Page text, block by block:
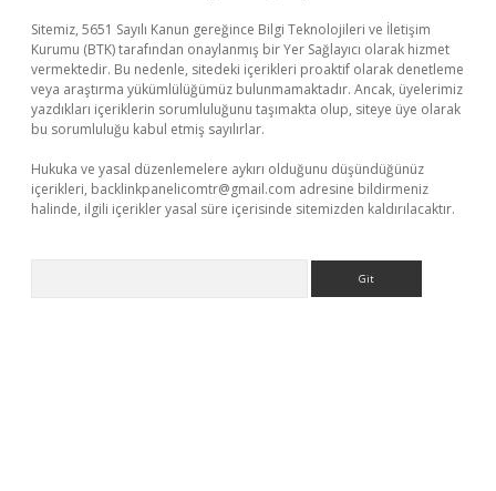
Sitemiz, 5651 Sayılı Kanun gereğince Bilgi Teknolojileri ve İletişim
Kurumu (BTK) tarafından onaylanmış bir Yer Sağlayıcı olarak hizmet
vermektedir. Bu nedenle, sitedeki içerikleri proaktif olarak denetleme
veya araştırma yükümlülüğümüz bulunmamaktadır. Ancak, üyelerimiz
yazdıkları içeriklerin sorumluluğunu taşımakta olup, siteye üye olarak
bu sorumluluğu kabul etmiş sayılırlar.
Hukuka ve yasal düzenlemelere aykırı olduğunu düşündüğünüz
içerikleri, backlinkpanelicomtr@gmail.com adresine bildirmeniz
halinde, ilgili içerikler yasal süre içerisinde sitemizden kaldırılacaktır.